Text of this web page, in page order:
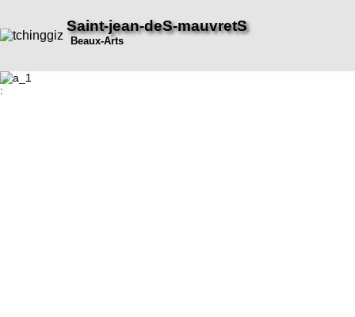
Saint-jean-deS-mauvretS
Beaux-Arts
: